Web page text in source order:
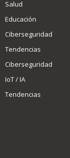
Salud
Educación
Ciberseguridad
Tendencias
Ciberseguridad
IoT / IA
Tendencias